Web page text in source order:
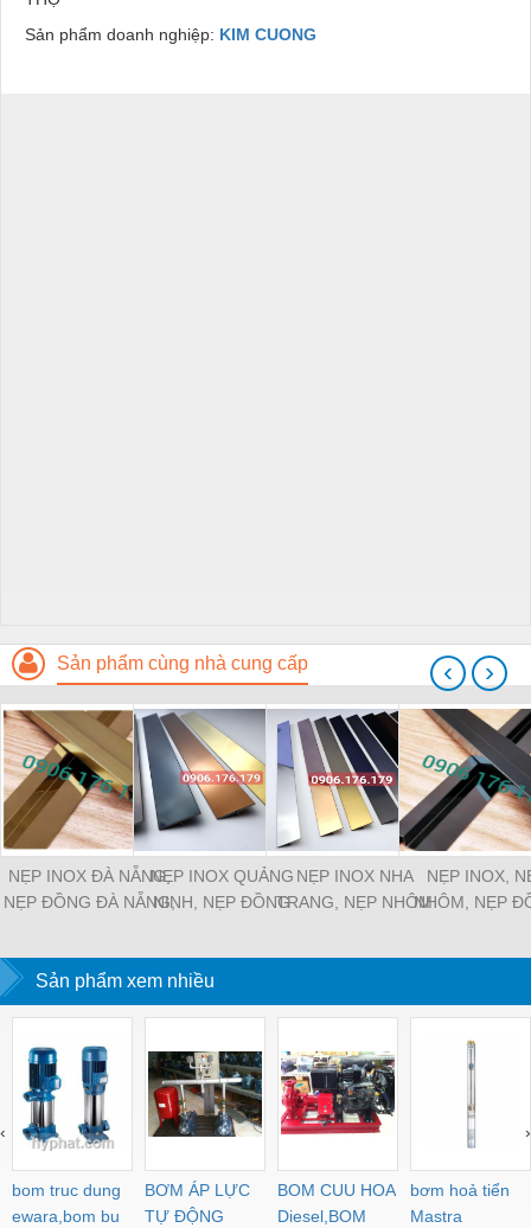
Sản phẩm doanh nghiệp: KIM CUONG
Sản phẩm cùng nhà cung cấp
NẸP INOX ĐÀ NẴNG,
NẸP ĐỒNG ĐÀ NẴNG,
NẸP INOX QUẢNG
NINH, NẸP ĐỒNG
NHÔM QUẢNG NINH
NẸP INOX NHA
TRANG, NẸP NHÔM
ĐỒNG NHA TRANG
NẸP INOX,
NHÔM, NẸP
‹ ›
Sản phẩm xem nhiều
bom truc dung
ewara,bom bu
BƠM ÁP LỰC
TỰ ĐỘNG
BOM CUU HOA
Diesel,BOM
bơm hoả tiển
Mastra
‹ ›